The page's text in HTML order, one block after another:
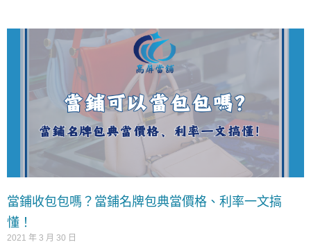
當鋪收包包嗎？當鋪名牌包典當價格、利率一文搞
懂！
2021 年 3 月 30 日